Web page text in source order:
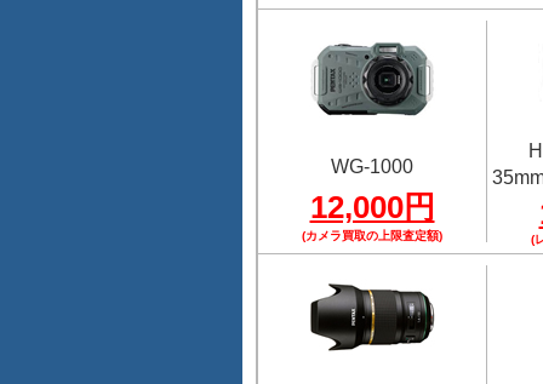
WG-1000
12,000円
(カメラ買取の上限査定額) (